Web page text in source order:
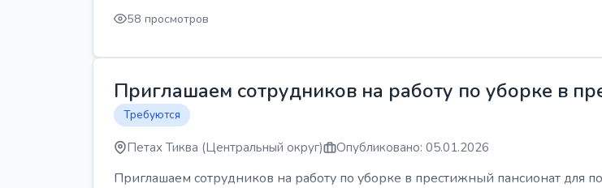
58 просмотров
Приглашаем сотрудников на работу по уборке в
Требуются
Петах Тиква (Центральный округ) Опубликовано: 05.01.2026
Приглашаем сотрудников на работу по уборке в престижный пансионат для